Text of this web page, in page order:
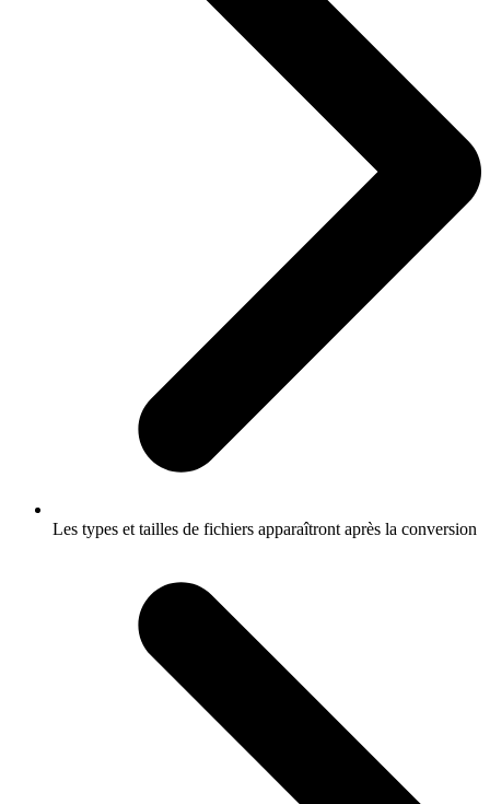
Les types et tailles de fichiers apparaîtront après la conversion